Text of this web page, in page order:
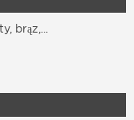
brąz,...